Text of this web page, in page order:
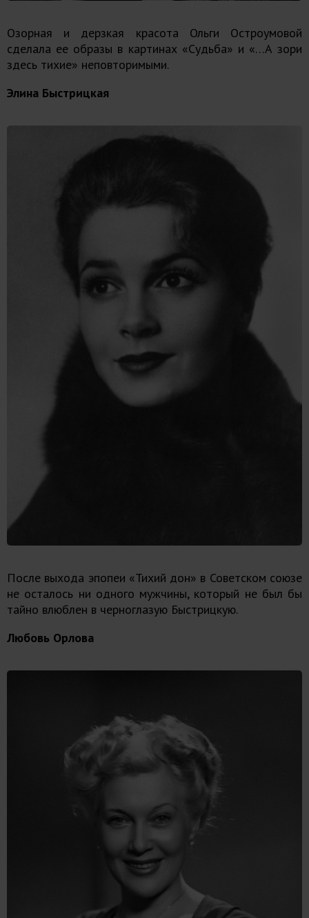
Озорная и дерзкая красота Ольги Остроумовой
сделала ее образы в картинах «Судьба» и «…А зори
здесь тихие» неповторимыми.
Элина Быстрицкая
После выхода эпопеи «Тихий дон» в Советском союзе
не осталось ни одного мужчины, который не был бы
тайно влюблен в черноглазую Быстрицкую.
Любовь Орлова